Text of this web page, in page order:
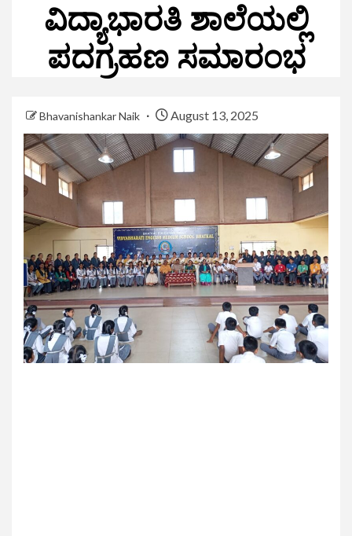
ವಿದ್ಯಾಭಾರತಿ ಶಾಲೆಯಲ್ಲಿ
ಪದಗ್ರಹಣ ಸಮಾರಂಭ
Bhavanishankar Naik August 13, 2025